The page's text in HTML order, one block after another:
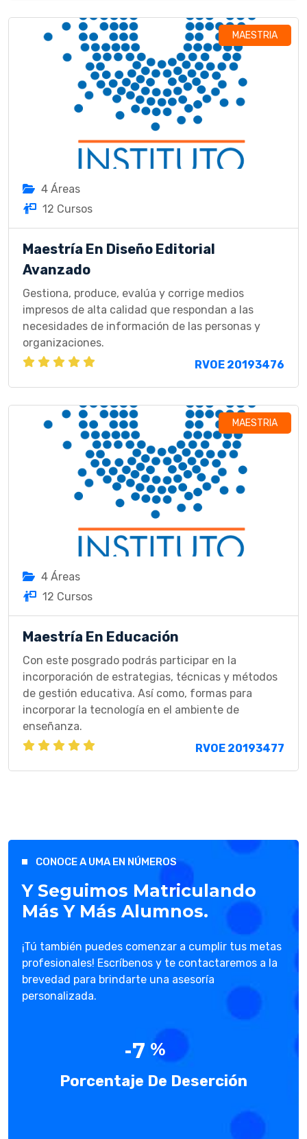
MAESTRIA
4 Áreas
12 Cursos
Maestría En Diseño Editorial
Avanzado
Gestiona, produce, evalúa y corrige medios
impresos de alta calidad que respondan a las
necesidades de información de las personas y
organizaciones.
RVOE 20193476
MAESTRIA
4 Áreas
12 Cursos
Maestría En Educación
Con este posgrado podrás participar en la
incorporación de estrategias, técnicas y métodos
de gestión educativa. Así como, formas para
incorporar la tecnología en el ambiente de
enseñanza.
RVOE 20193477
CONOCE A UMA EN NÚMEROS
Y Seguimos Matriculando
Más Y Más Alumnos.
¡Tú también puedes comenzar a cumplir tus metas
profesionales! Escríbenos y te contactaremos a la
brevedad para brindarte una asesoría
personalizada.
-7
Porcentaje De Deserción